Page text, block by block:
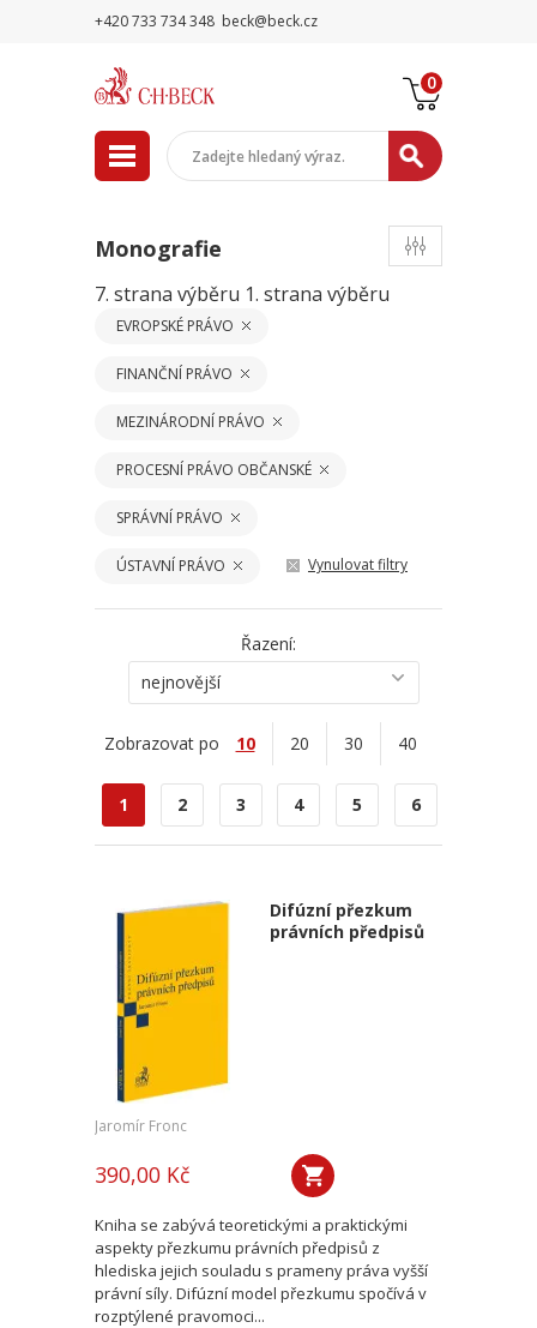
+420 733 734 348 beck@beck.cz
0
Monografie
7. strana výběru 1. strana výběru
EVROPSKÉ PRÁVO
FINANČNÍ PRÁVO
MEZINÁRODNÍ PRÁVO
PROCESNÍ PRÁVO OBČANSKÉ
SPRÁVNÍ PRÁVO
ÚSTAVNÍ PRÁVO Vynulovat filtry
Řazení:
nejnovější
Zobrazovat po 10 20 30 40
1 2 3 4 5 6
Difúzní přezkum
právních předpisů
Jaromír Fronc
390,00 Kč
Kniha se zabývá teoretickými a praktickými
aspekty přezkumu právních předpisů z
hlediska jejich souladu s prameny práva vyšší
právní síly. Difúzní model přezkumu spočívá v
rozptýlené pravomoci...